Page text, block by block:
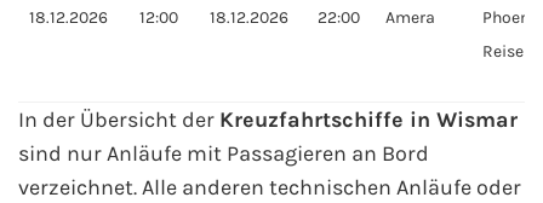
Orient-Kreuzfahrt
Weltreise-Kreuzfahrt
18.12.2026 12:00 18.12.2026 22:00 Amera
Phoenix
Reisen
In der Übersicht der Kreuzfahrtschiffe in Wismar
sind nur Anläufe mit Passagieren an Bord
verzeichnet. Alle anderen technischen Anläufe oder